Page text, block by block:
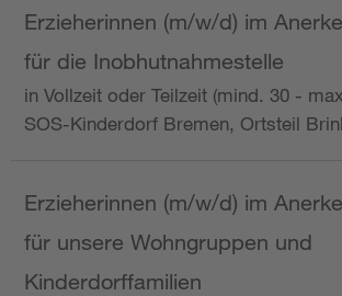
Erzieherinnen (m/w/d) im
für die Inobhutnahmestelle
in Vollzeit oder Teilzeit (mind. 30 -
SOS-Kinderdorf Bremen, Ortsteil
Erzieherinnen (m/w/d) im
für unsere Wohngruppen und
Kinderdorffamilien